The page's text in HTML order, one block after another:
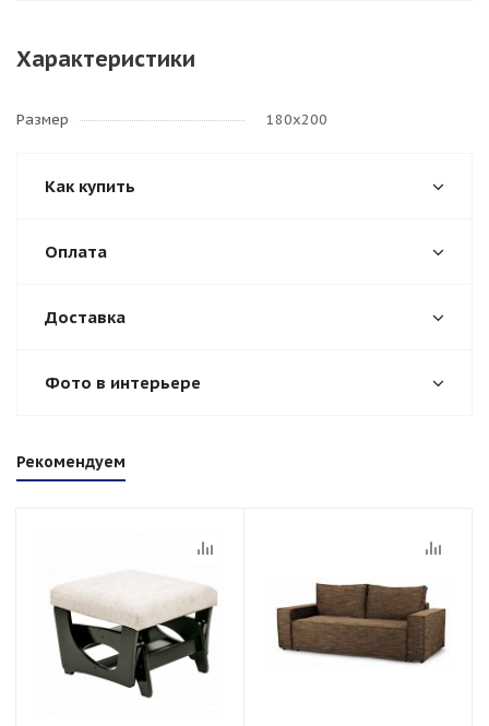
Характеристики
Размер 180х200
Как купить
Оплата
Доставка
Фото в интерьере
Рекомендуем